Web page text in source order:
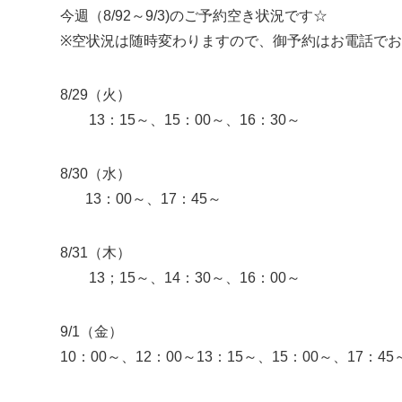
今週（8/92～9/3)のご予約空き状況です☆
※空状況は随時変わりますので、御予約はお電話で
8/29（火）
13：15～、15：00～、16：30～
8/30（水）
13：00～、17：45～
8/31（木）
13；15～、14：30～、16：00～
9/1（金）
10：00～、12：00～13：15～、15：00～、17：45